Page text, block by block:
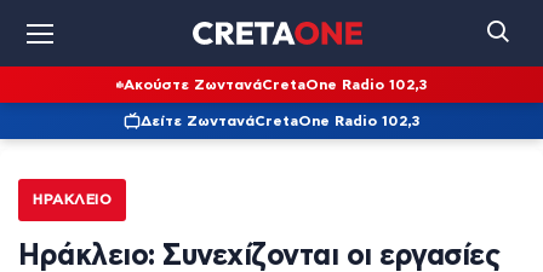
Ακούστε ΖωντανάCretaOne Radio 102,3
Δείτε ΖωντανάCretaOne Radio 102,3
ΗΡΆΚΛΕΙΟ
Ηράκλειο: Συνεχίζονται οι εργασίες